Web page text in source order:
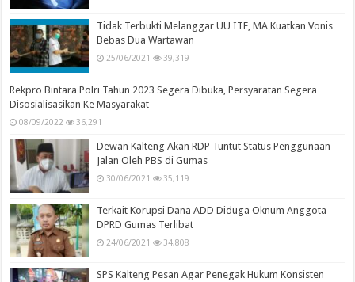
Tidak Terbukti Melanggar UU ITE, MA Kuatkan Vonis
Bebas Dua Wartawan
25/06/2021 39,319
Rekpro Bintara Polri Tahun 2023 Segera Dibuka, Persyaratan Segera
Disosialisasikan Ke Masyarakat
08/09/2022 36,291
Dewan Kalteng Akan RDP Tuntut Status Penggunaan
Jalan Oleh PBS di Gumas
30/06/2021 35,119
Terkait Korupsi Dana ADD Diduga Oknum Anggota
DPRD Gumas Terlibat
24/06/2021 34,808
SPS Kalteng Pesan Agar Penegak Hukum Konsisten